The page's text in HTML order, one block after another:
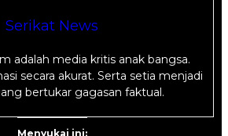
Serikat News
adalah media kritis anak bangsa.
secara akurat. Serta setia menjadi
bertukar gagasan faktual.
Menyukai ini: